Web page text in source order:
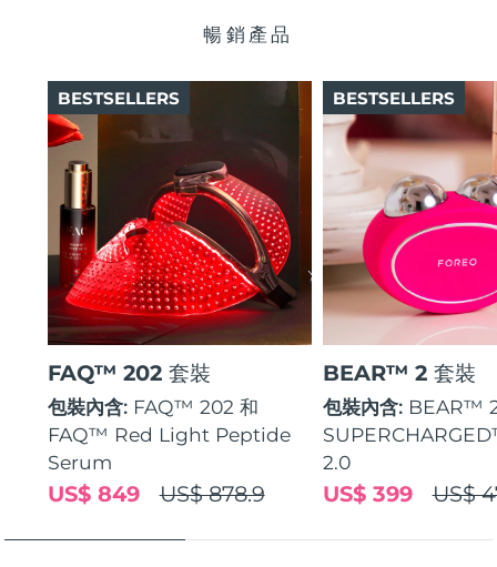
暢銷產品
BESTSELLERS
FAQ™ 202 套裝
包裝內含: FAQ™ 202 和
FAQ™ Red Light Peptide
Serum
US$ 878.9
US$ 849
BESTSELLERS
BEAR™ 2 套裝
包裝內含: BEAR™
2.0
US$
US$ 399
面部清潔
LUNA™ 4 套裝
Anti-aging massage
LUNA™ 4 Plus
Massage, LED heating
LUNA™ 4 Men
For men, anti-aging massage
LUNA™ 4 mini
緊致提拉
BEAR™ 2 套裝
Microcurrent toning
BEAR™ 2 go
Microcurrent toning on-the-go
BEAR™ 2 eyes & lips
Microcurrent line smoothing device
面部提拉護理
補水保濕
UFO™ 3 套裝
Deep facial hydration
UFO™ 3 LED
Near-infrared and red light therapy
口腔護理
issa™ 4
Hybrid silicone sonic toothbrush
issa™ 4 plus
Smart hybrid silicone sonic toothbrush
FAQ™ 抗老護理
抗老
FAQ™ 101
LED 護理
FAQ™ 201
巴林 預計送達日期8/10/26
比利時 預計送達日期 8/9/26
百慕達 預計送達日期8/15/26
波士尼亞與赫塞哥維納 預計送達日期8/12/26
汶萊 預計送達日期8/14/26
保加利亞 預計送達日期8/9/26
加拿大 預計送達日期
智利 預計送達日期8/13/26
中國 預計送達日期 8/9/26